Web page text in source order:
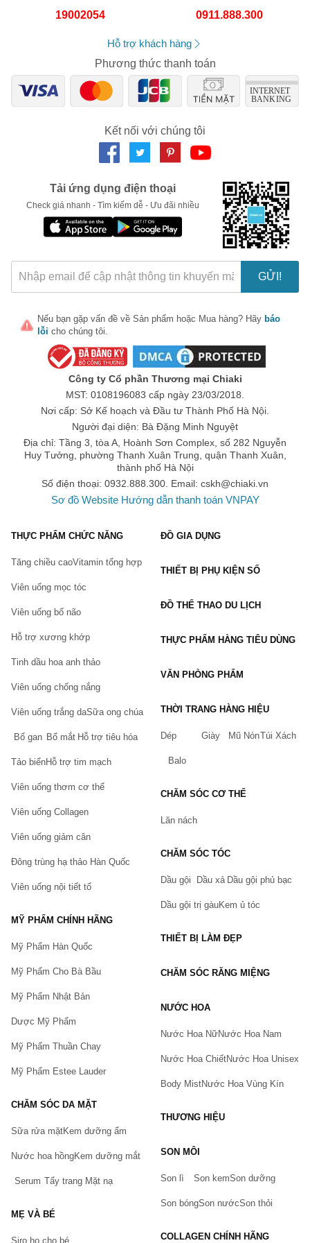
19002054
0911.888.300
Hỗ trợ khách hàng
Phương thức thanh toán
Kết nối với chúng tôi
Tải ứng dụng điện thoại
Check giá nhanh - Tìm kiếm dễ - Ưu đãi nhiều
GỬI!
Nếu bạn gặp vấn đề về Sản phẩm hoặc Mua hàng? Hãy báo
lỗi cho chúng tôi.
Bạn gặp vấn đề về sản phẩm hay mua hàng?
Hãy báo lỗi cho chúng tôi. Hoặc gọi cho chúng tôi qua số
Công ty Cổ phần Thương mại Chiaki
MST: 0108196083 cấp ngày 23/03/2018.
Nơi cấp: Sở Kế hoạch và Đầu tư Thành Phố Hà Nội.
Người đại diện: Bà Đặng Minh Nguyệt
Địa chỉ: Tầng 3, tòa A, Hoành Sơn Complex, số 282 Nguyễn
Huy Tưởng, phường Thanh Xuân Trung, quận Thanh Xuân,
thành phố Hà Nội
Số điện thoại: 0932.888.300. Email: cskh@chiaki.vn
Sơ đồ Website Hướng dẫn thanh toán VNPAY
THỰC PHẨM CHỨC NĂNG
Tăng chiều caoVitamin tổng hợp
Viên uống mọc tóc
Viên uống bổ não
Hỗ trợ xương khớp
Tinh dầu hoa anh thảo
Viên uống chống nắng
Viên uống trắng daSữa ong chúa
Bổ gan Bổ mắt Hỗ trợ tiêu hóa
Tảo biểnHỗ trợ tim mạch
Viên uống thơm cơ thể
Viên uống Collagen
Viên uống giảm cân
Đông trùng hạ thảo Hàn Quốc
Viên uống nội tiết tố
MỸ PHẨM CHÍNH HÃNG
Mỹ Phẩm Hàn Quốc
Mỹ Phẩm Cho Bà Bầu
Mỹ Phẩm Nhật Bản
Dược Mỹ Phẩm
Mỹ Phẩm Thuần Chay
Mỹ Phẩm Estee Lauder
CHĂM SÓC DA MẶT
Sữa rửa mặtKem dưỡng ẩm
Nước hoa hồngKem dưỡng mắt
Serum Tẩy trang Mặt nạ
MẸ VÀ BÉ
Siro ho cho bé
ĐỒ GIA DỤNG
THIẾT BỊ PHỤ KIỆN SỐ
ĐỒ THỂ THAO DU LỊCH
THỰC PHẨM HÀNG TIÊU DÙNG
VĂN PHÒNG PHẨM
THỜI TRANG HÀNG HIỆU
Dép Giày Mũ NónTúi Xách
Balo
CHĂM SÓC CƠ THỂ
Lăn nách
CHĂM SÓC TÓC
Dầu gội Dầu xả Dầu gội phủ bạc
Dầu gội trị gàuKem ủ tóc
THIẾT BỊ LÀM ĐẸP
CHĂM SÓC RĂNG MIỆNG
NƯỚC HOA
Nước Hoa NữNước Hoa Nam
Nước Hoa ChiếtNước Hoa Unisex
Body MistNước Hoa Vùng Kín
THƯƠNG HIỆU
SON MÔI
Son lì Son kemSon dưỡng
Son bóngSon nướcSon thỏi
COLLAGEN CHÍNH HÃNG
Số lần áp dụng:1lần
Chỉ áp dụng cho gian hàng:
LẤY MÃ NGAY